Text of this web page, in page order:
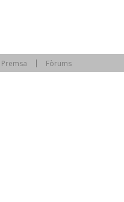
Premsa Fòrums